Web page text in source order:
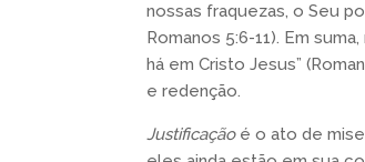
nossas fraquezas, o Seu
Romanos 5:6-11). Em
há em Cristo Jesus”
e redenção.
Justificaçãoé o ato de